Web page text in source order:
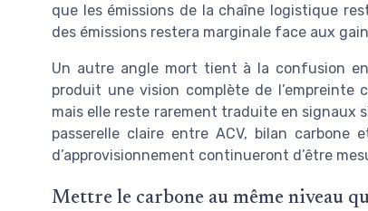
que les émissions de la chaîne logistique
des émissions restera marginale face aux
Un autre angle mort tient à la confusion
produit une vision complète de l’empreinte
mais elle reste rarement traduite en signaux
passerelle claire entre ACV, bilan
d’approvisionnement continueront d’être
Mettre le carbone au même niveau